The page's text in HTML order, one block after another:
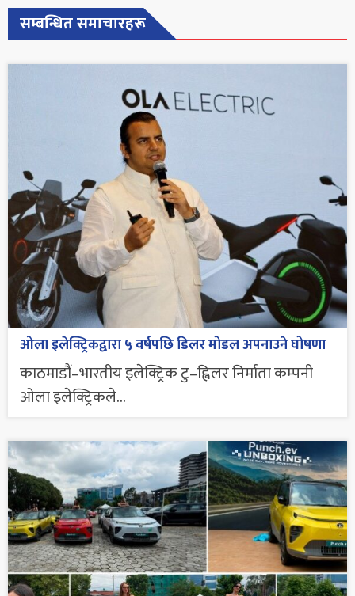
सम्बन्धित समाचारहरू
ओला इलेक्ट्रिकद्वारा ५ वर्षपछि डिलर मोडल अपनाउने घोषणा
काठमाडौं–भारतीय इलेक्ट्रिक टु–ह्विलर निर्माता कम्पनी
ओला इलेक्ट्रिकले...